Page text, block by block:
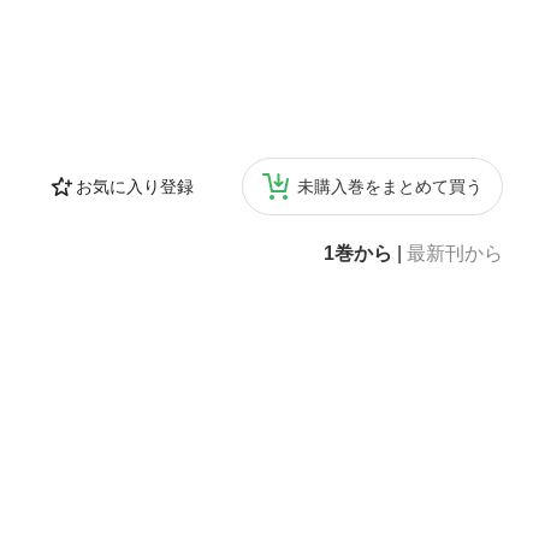
お気に入り登録 未購入巻をまとめて買う
1巻から 最新刊から